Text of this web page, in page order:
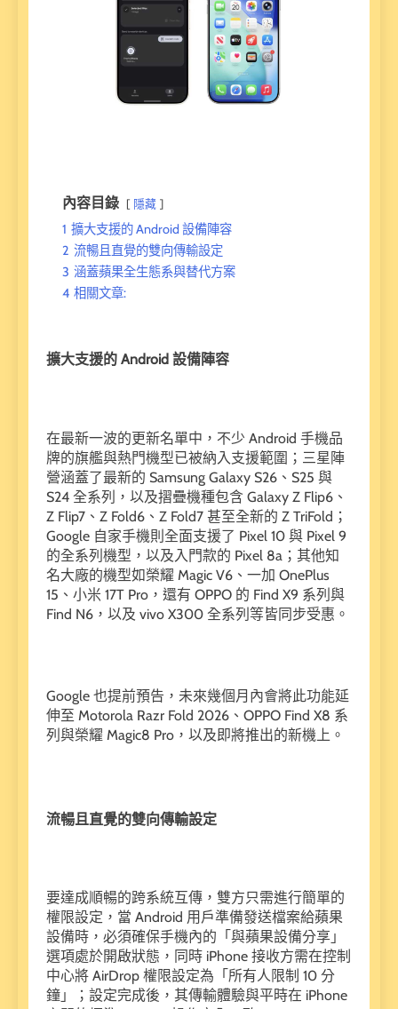
內容目錄 隱藏
1 擴大支援的 Android 設備陣容
2 流暢且直覺的雙向傳輸設定
3 涵蓋蘋果全生態系與替代方案
4 相關文章:
擴大支援的 Android 設備陣容
在最新一波的更新名單中，不少 Android 手機品
牌的旗艦與熱門機型已被納入支援範圍；三星陣
營涵蓋了最新的 Samsung Galaxy S26、S25 與
S24 全系列，以及摺疊機種包含 Galaxy Z Flip6、
Z Flip7、Z Fold6、Z Fold7 甚至全新的 Z TriFold；
Google 自家手機則全面支援了 Pixel 10 與 Pixel 9
的全系列機型，以及入門款的 Pixel 8a；其他知
名大廠的機型如榮耀 Magic V6、一加 OnePlus
15、小米 17T Pro，還有 OPPO 的 Find X9 系列與
Find N6，以及 vivo X300 全系列等皆同步受惠。
Google 也提前預告，未來幾個月內會將此功能延
伸至 Motorola Razr Fold 2026、OPPO Find X8 系
列與榮耀 Magic8 Pro，以及即將推出的新機上。
流暢且直覺的雙向傳輸設定
要達成順暢的跨系統互傳，雙方只需進行簡單的
權限設定，當 Android 用戶準備發送檔案給蘋果
設備時，必須確保手機內的「與蘋果設備分享」
選項處於開啟狀態，同時 iPhone 接收方需在控制
中心將 AirDrop 權限設定為「所有人限制 10 分
鐘」；設定完成後，其傳輸體驗與平時在 iPhone